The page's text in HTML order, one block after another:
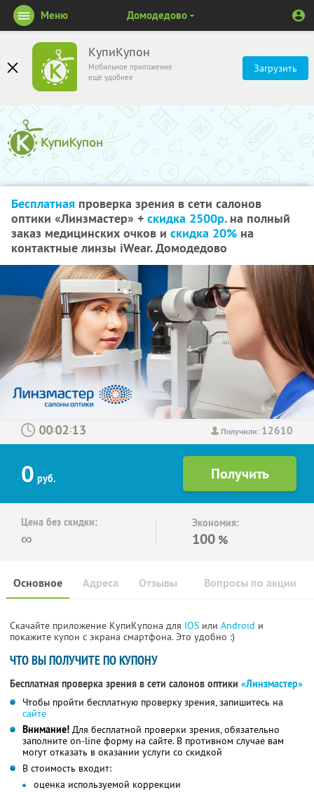
КупиКупон
Мобильное приложение
ещё удобнее
Загрузить
Меню Домодедово
Бесплатная проверка зрения в сети салонов
оптики «Линзмастер» + скидка 2500р.на полный
заказ медицинских очков и скидка 20% на
контактные линзы iWear. Домодедово
Получили: 12610
: :
0 руб.
Цена без скидки:
∞
Экономия:
100 %
Основное Отзывы Вопросы по акции
Адреса
Скачайте приложение КупиКупона для IOS или Android и
покажите купон с экрана смартфона. Это удобно :)
ЧТО ВЫ ПОЛУЧИТЕ ПО КУПОНУ
Бесплатная проверка зрения в сети салонов оптики «Линзмастер»
Чтобы пройти бесплатную проверку зрения, запишитесь на
сайте
Внимание! Для бесплатной проверки зрения, обязательно
заполните on-line форму на сайте. В противном случае вам
могут отказать в оказании услуги со скидкой
В стоимость входит:
оценка используемой коррекции